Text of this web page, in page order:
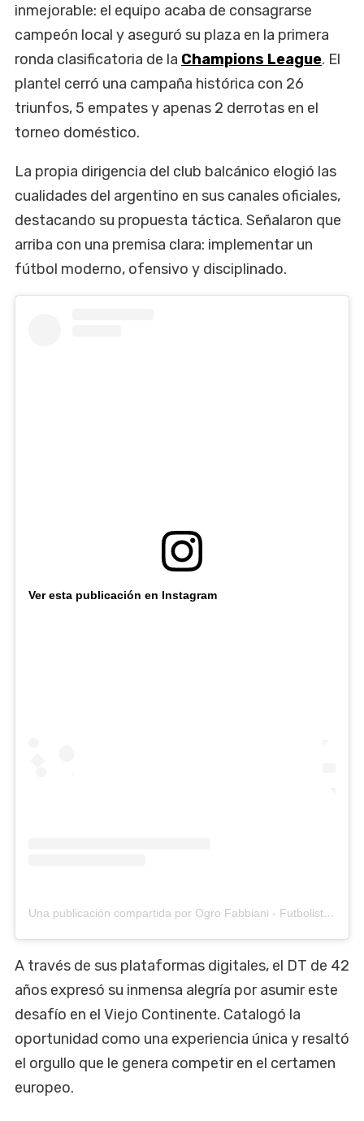
inmejorable: el equipo acaba de consagrarse
campeón local y aseguró su plaza en la primera
ronda clasificatoria de la Champions League. El
plantel cerró una campaña histórica con 26
triunfos, 5 empates y apenas 2 derrotas en el
torneo doméstico.
La propia dirigencia del club balcánico elogió las
cualidades del argentino en sus canales oficiales,
destacando su propuesta táctica. Señalaron que
arriba con una premisa clara: implementar un
fútbol moderno, ofensivo y disciplinado.
Ver esta publicación en Instagram
Una publicación compartida por Ogro Fabbiani - Futbolista (@fabbianiok)
A través de sus plataformas digitales, el DT de 42
años expresó su inmensa alegría por asumir este
desafío en el Viejo Continente. Catalogó la
oportunidad como una experiencia única y resaltó
el orgullo que le genera competir en el certamen
europeo.